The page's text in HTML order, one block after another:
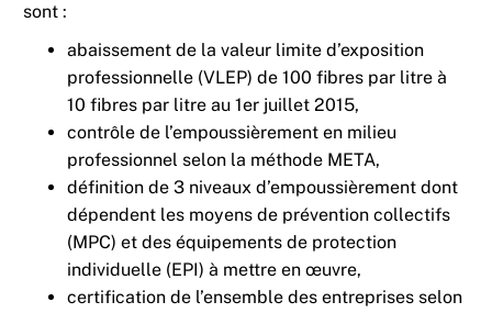
sont :
abaissement de la valeur limite d’exposition
professionnelle (VLEP) de 100 fibres par litre à
10 fibres par litre au 1er juillet 2015,
contrôle de l’empoussièrement en milieu
professionnel selon la méthode META,
définition de 3 niveaux d’empoussièrement dont
dépendent les moyens de prévention collectifs
(MPC) et des équipements de protection
individuelle (EPI) à mettre en œuvre,
certification de l’ensemble des entreprises selon